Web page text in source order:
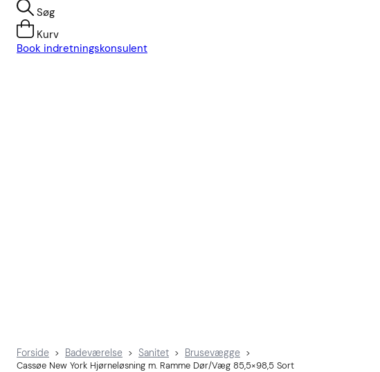
Søg
Kurv
Book indretningskonsulent
Forside > Badeværelse > Sanitet > Brusevægge >
Cassøe New York Hjørneløsning m. Ramme Dør/Væg 85,5×98,5 Sort